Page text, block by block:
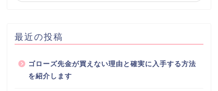
最近の投稿
ゴローズ先金が買えない理由と確実に入手する方法
を紹介します